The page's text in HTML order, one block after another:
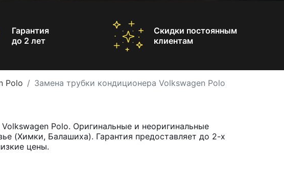
Гарантия
до 2 лет
Скидки постоянным
клиентам
Polo Замена трубки кондиционера Volkswagen Polo
Polo. Оригинальные и неоригинальные
(Химки, Балашиха). Гарантия предоставляет до 2-х
цены.